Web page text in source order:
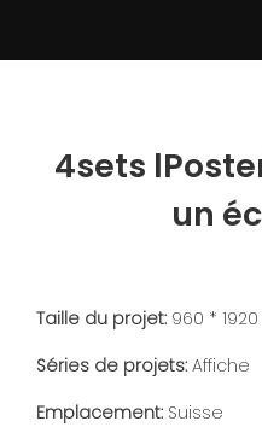
4sets
un
Taille du projet: 960 *
Séries de projets: Affiche
Emplacement: Suisse